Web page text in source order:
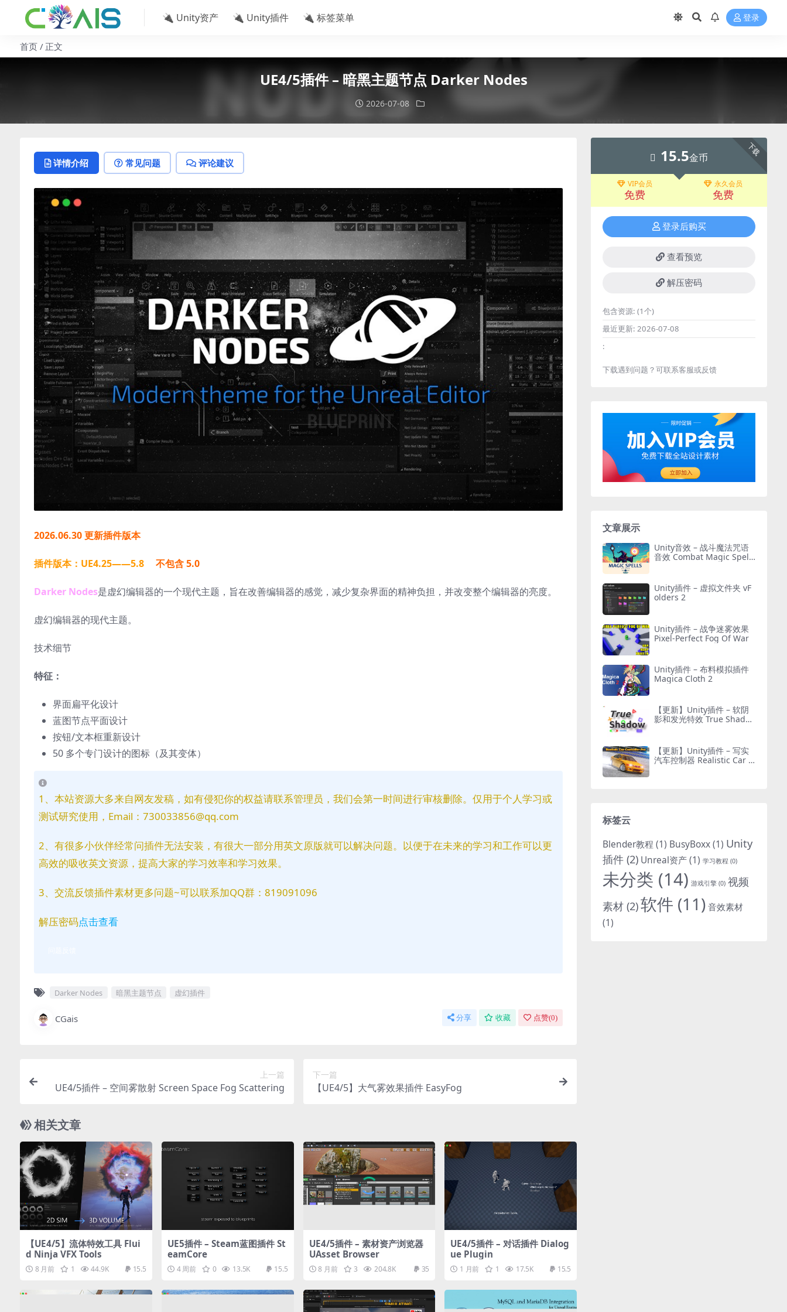
🔌 Unity资产 🔌 Unity插件 🔌 标签菜单 登录
首页 正文
UE4/5插件 – 暗黑主题节点 Darker Nodes
2026-07-08
详情介绍 常见问题 评论建议
2026.06.30 更新插件版本
插件版本：UE4.25——5.8 不包含 5.0
Darker Nodes是虚幻编辑器的一个现代主题，旨在改善编辑器的感觉，减少复杂界面的精神负担，并改变整个编辑器的亮度。
虚幻编辑器的现代主题。
技术细节
特征：
界面扁平化设计
蓝图节点平面设计
按钮/文本框重新设计
50 多个专门设计的图标（及其变体）
1、本站资源大多来自网友发稿，如有侵犯你的权益请联系管理员，我们会第一时间进行审核删除。仅用于个人学习或
测试研究使用，Email：730033856@qq.com
2、有很多小伙伴经常问插件无法安装，有很大一部分用英文原版就可以解决问题。以便于在未来的学习和工作可以更
高效的吸收英文资源，提高大家的学习效率和学习效果。
3、交流反馈插件素材更多问题~可以联系加QQ群：819091096
解压密码点击查看
Darker Nodes 暗黑主题节点 虚幻插件
CGais 分享 收藏 点赞(0)
上一篇
UE4/5插件 – 空间雾散射 Screen Space Fog Scattering
下一篇
【UE4/5】大气雾效果插件 EasyFog
相关文章
【UE4/5】流体特效工具 Flui
d Ninja VFX Tools
8 月前 1 44.9K 15.5
UE5插件 – Steam蓝图插件 St
eamCore
4 周前 0 13.5K 15.5
UE4/5插件 – 素材资产浏览器
UAsset Browser
8 月前 3 204.8K 35
UE4/5插件 – 对话插件 Dialog
ue Plugin
1 月前 1 17.5K 15.5
下载
15.5金币
VIP会员
免费
永久会员
免费
登录后购买
查看预览
解压密码
包含资源: (1个)
最近更新: 2026-07-08
:
下载遇到问题？可联系客服或反馈
文章展示
Unity音效 – 战斗魔法咒语
音效 Combat Magic Spells
Unity插件 – 虚拟文件夹 vF
olders 2
Unity插件 – 战争迷雾效果
Pixel-Perfect Fog Of War
Unity插件 – 布料模拟插件
Magica Cloth 2
【更新】Unity插件 – 软阴
影和发光特效 True Shado
【更新】Unity插件 – 写实
汽车控制器 Realistic Car C
标签云
Blender教程 (1) BusyBoxx(1) Unity
插件 (2) Unreal资产(1) 学习教程 (0)
未分类 (14) 游戏引擎 (0) 视频
素材 (2)软件 (11)音效素材
(1)